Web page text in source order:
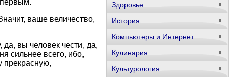
первым.
ваше величество,
да, вы человек чести, да,
сильнее всего, ибо,
прекрасную,
Здоровье
История
Компьютеры и Интернет
Кулинария
Культурология